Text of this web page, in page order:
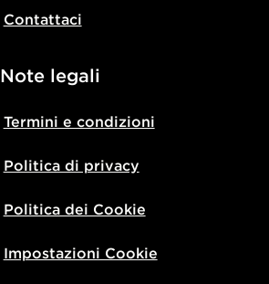
Contattaci
Note legali
Termini e condizioni
Politica di privacy
Politica dei Cookie
Impostazioni Cookie